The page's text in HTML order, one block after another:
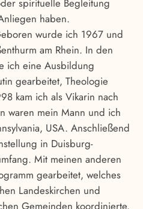
spirituelle Begleitung
haben.
wurde ich 1967 und
am Rhein. In den
ich eine Ausbildung
gearbeitet, Theologie
kam ich als Vikarin nach
waren mein Mann und ich
USA. Anschließend
in Duisburg-
Mit meinen anderen
gearbeitet, welches
Landeskirchen und